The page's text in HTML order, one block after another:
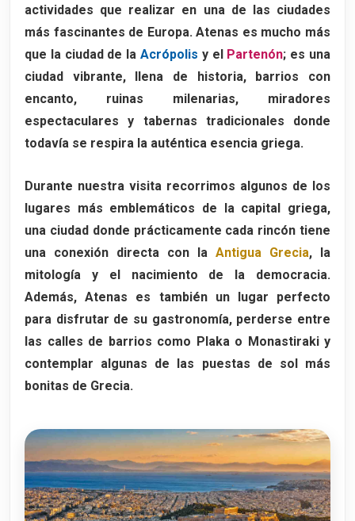
5. Plaza Syntagma
El Parlamento y el cambio de guardia
Hotel Grande Bretagne
El ambiente de la plaza
Qué ver durante la visita
Historia del Estadio Panathinaikó
Visitar el Estadio Panathinaikó en 2026
7. Calle Ermou
Qué ver en la calle Ermou
Iglesia de Panagia Kapnikarea
8. Jardines Nacionales y el Zappeion
Qué ver en esta zona de Atenas
Los Jardines Nacionales
9. Teatro de Dionisio
Por qué es tan importante el Teatro de
actividades que realizar en una de las ciudades
más fascinantes de Europa. Atenas es mucho más
que la ciudad de la Acrópolis y el Partenón; es una
ciudad vibrante, llena de historia, barrios con
encanto, ruinas milenarias, miradores
espectaculares y tabernas tradicionales donde
todavía se respira la auténtica esencia griega.
Durante nuestra visita recorrimos algunos de los
lugares más emblemáticos de la capital griega,
una ciudad donde prácticamente cada rincón tiene
una conexión directa con la Antigua Grecia, la
mitología y el nacimiento de la democracia.
Además, Atenas es también un lugar perfecto
para disfrutar de su gastronomía, perderse entre
las calles de barrios como Plakao Monastirakiy
contemplar algunas de las puestas de sol más
bonitas de Grecia.